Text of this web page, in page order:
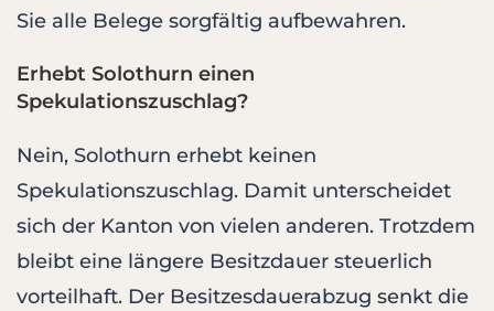
Sie alle Belege sorgfältig aufbewahren.
Erhebt Solothurn einen
Spekulationszuschlag?
Nein, Solothurn erhebt keinen
Spekulationszuschlag. Damit unterscheidet
sich der Kanton von vielen anderen. Trotzdem
bleibt eine längere Besitzdauer steuerlich
vorteilhaft. Der Besitzesdauerabzug senkt die